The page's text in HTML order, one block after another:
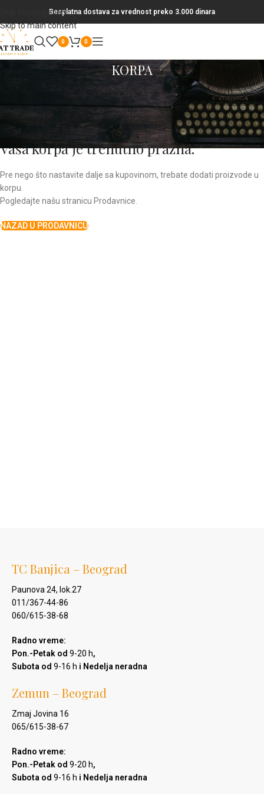
Skip to navigation
Skip to main content
Besplatna dostava za vrednost preko 3.000 dinara
0 0
KORPA
Vaša korpa je trenutno prazna.
Pre nego što nastavite dalje sa kupovinom, trebate dodati proizvode u
korpu.
Pogledajte našu stranicu Prodavnice.
NAZAD U PRODAVNICU
TC Banjica – Beograd
Paunova 24, lok.27
011/367-44-86
060/615-38-68
Radno vreme:
Pon.-Petak od 9-20 h,
Subota od 9-16 h i Nedelja neradna
Zemun – Beograd
Zmaj Jovina 16
065/615-38-67
Radno vreme:
Pon.-Petak od 9-20 h,
Subota od 9-16 h i Nedelja neradna